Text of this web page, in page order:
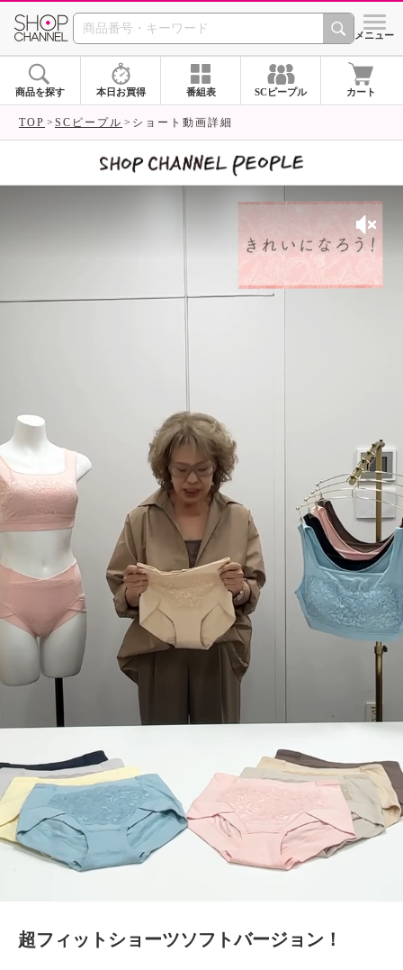
SHOP CHANNEL シメニュー
商品を探す 本日お買得 番組表 SCピープル カート
TOP SCピープル ショート動画詳細
超フィットショーツソフトバージョン！